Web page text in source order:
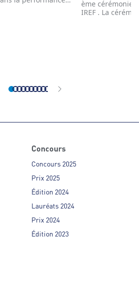
ème cérémonie
IREF . La
Concours
Concours 2025
Prix 2025
Édition 2024
Lauréats 2024
Prix 2024
Édition 2023